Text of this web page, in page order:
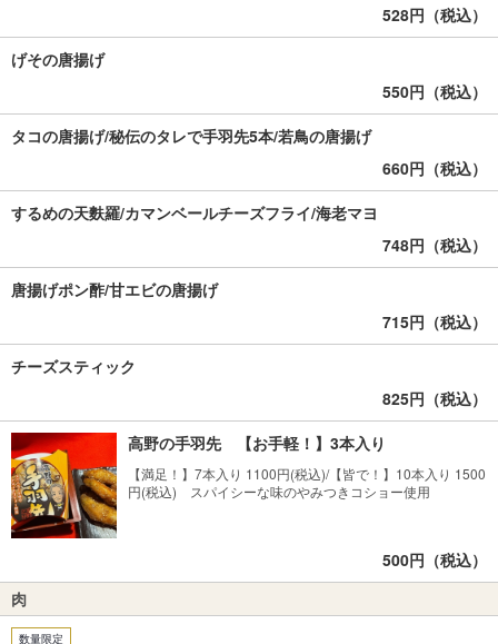
528円（税込）
げその唐揚げ
550円（税込）
タコの唐揚げ/秘伝のタレで手羽先5本/若鳥の唐揚げ
660円（税込）
するめの天麩羅/カマンベールチーズフライ/海老マヨ
748円（税込）
唐揚げポン酢/甘エビの唐揚げ
715円（税込）
チーズスティック
825円（税込）
高野の手羽先 【お手軽！】3本入り
【満足！】7本入り 1100円(税込)/【皆で！】10本入り 1500
円(税込) スパイシーな味のやみつきコショー使用
500円（税込）
肉
数量限定